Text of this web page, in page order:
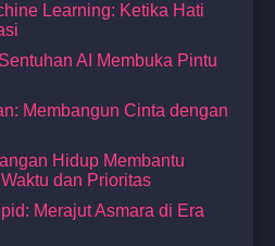
Learning: Ketika Hati
AI Membuka Pintu
Membangun Cinta dengan
Hidup Membantu
dan Prioritas
Merajut Asmara di Era